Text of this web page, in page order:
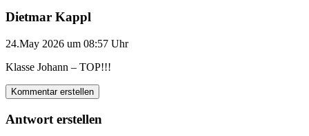
Dietmar Kappl
24.May 2026 um 08:57 Uhr
Klasse Johann – TOP!!!
Kommentar erstellen
Antwort erstellen